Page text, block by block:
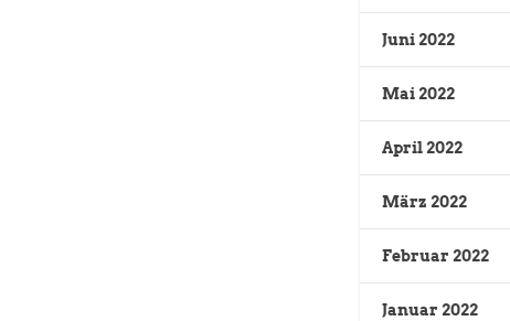
Juni 2022
Mai 2022
April 2022
März 2022
Februar 2022
Januar 2022